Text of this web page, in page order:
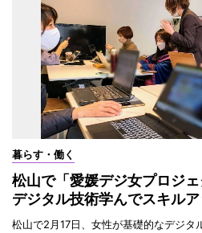
暮らす・働く
松山で「愛媛デジ女プロジ
デジタル技術学んでスキル
松山で2月17日、女性が基礎的なデジタ